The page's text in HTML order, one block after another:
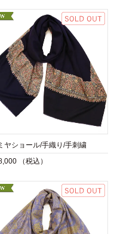
ヤショール/手織り/手刺繍
（税込）